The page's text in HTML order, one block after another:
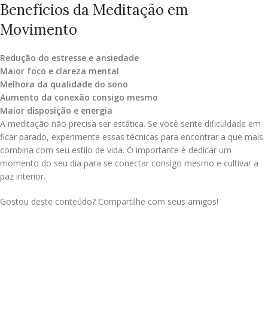
Benefícios da Meditação em
Movimento
Redução do estresse e ansiedade
Maior foco e clareza mental
Melhora da qualidade do sono
Aumento da conexão consigo mesmo
Maior disposição e energia
A meditação não precisa ser estática. Se você sente dificuldade em
ficar parado, experimente essas técnicas para encontrar a que mais
combina com seu estilo de vida. O importante é dedicar um
momento do seu dia para se conectar consigo mesmo e cultivar a
paz interior.
Gostou deste conteúdo? Compartilhe com seus amigos!